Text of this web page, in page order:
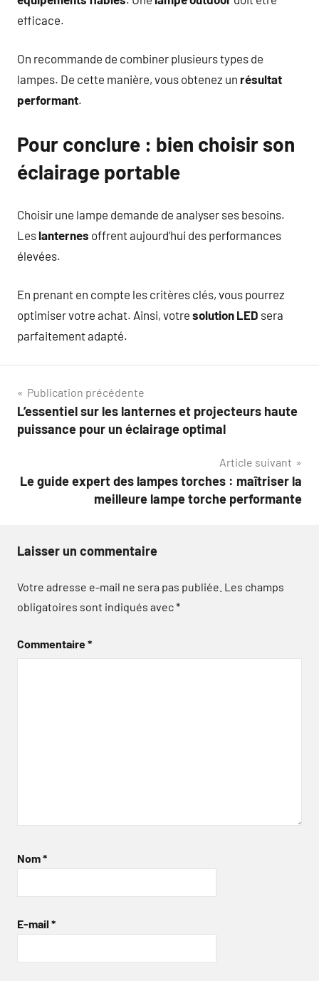
efficace.
On recommande de combiner plusieurs types de
lampes. De cette manière, vous obtenez un résultat
performant.
Pour conclure : bien choisir son
éclairage portable
Choisir une lampe demande de analyser ses besoins.
Leslanternes offrent aujourd’hui des performances
élevées.
En prenant en compte les critères clés, vous pourrez
optimiser votre achat. Ainsi, votre solution LED sera
parfaitement adapté.
Navigation
de
Publication précédente
L’essentiel sur les lanternes et projecteurs haute
puissance pour un éclairage optimal
Article suivant
Le guide expert des lampes torches : maîtriser la
meilleure lampe torche performante
Laisser un commentaire
Votre adresse e-mail ne sera pas publiée. Les champs
obligatoires sont indiqués avec*
Commentaire*
Nom*
E-mail *